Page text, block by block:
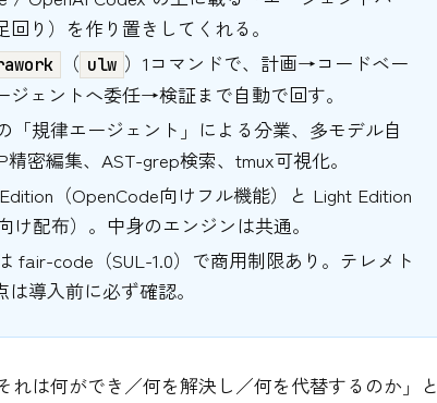
り）を作り置きしてくれる。
（ ulw ）1コマンドで、計画→コードベー
ェントへ委任→検証まで自動で回す。
「規律エージェント」による分業、多モデル自
密編集、AST-grep検索、tmux可視化。
（OpenCode向けフル機能）と Light Edition
け配布）。中身のエンジンは共通。
fair-code（SUL-1.0）で商用制限あり。テレメト
導入前に必ず確認。
れは何ができ／何を解決し／何を代替するのか」と